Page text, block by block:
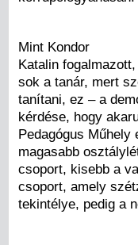
Mint Kondor
Katalin
sok a tanár, mert
tanítani, ez – a
kérdése, hogy
Pedagógus
magasabb
csoport, kisebb a
csoport, amely
tekintélye, pedig a